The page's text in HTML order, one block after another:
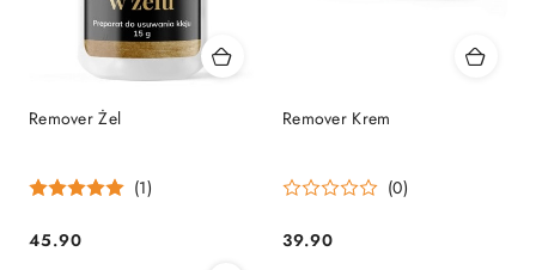
Remover Żel
(1)
Cena:
45.90
Remover Krem
(0)
Cena:
39.90